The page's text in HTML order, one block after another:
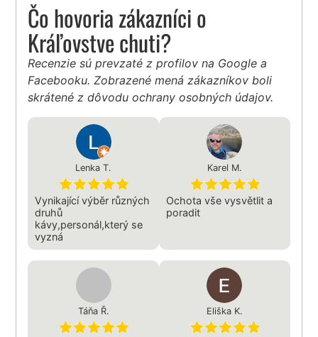
Čo hovoria zákazníci o
Kráľovstve chuti?
Recenzie sú prevzaté z profilov na Google a
Facebooku. Zobrazené mená zákazníkov boli
skrátené z dôvodu ochrany osobných údajov.
Lenka T.
Vynikající výběr různých
druhů
kávy,personál,který se
vyzná
Karel M.
Ochota vše vysvětlit a
poradit
Táňa Ř. Eliška K.